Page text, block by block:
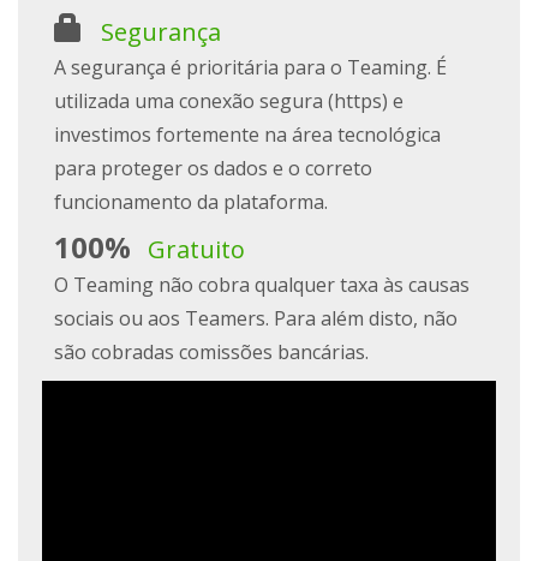
Segurança
A segurança é prioritária para o Teaming. É
utilizada uma conexão segura (https) e
investimos fortemente na área tecnológica
para proteger os dados e o correto
funcionamento da plataforma.
100% Gratuito
O Teaming não cobra qualquer taxa às causas
sociais ou aos Teamers. Para além disto, não
são cobradas comissões bancárias.